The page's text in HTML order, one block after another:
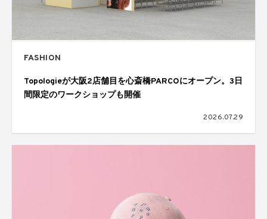
FASHION
Topologieが大阪2店舗目を心斎橋PARCOにオープン。3日
間限定のワークショップも開催
2026.07.29